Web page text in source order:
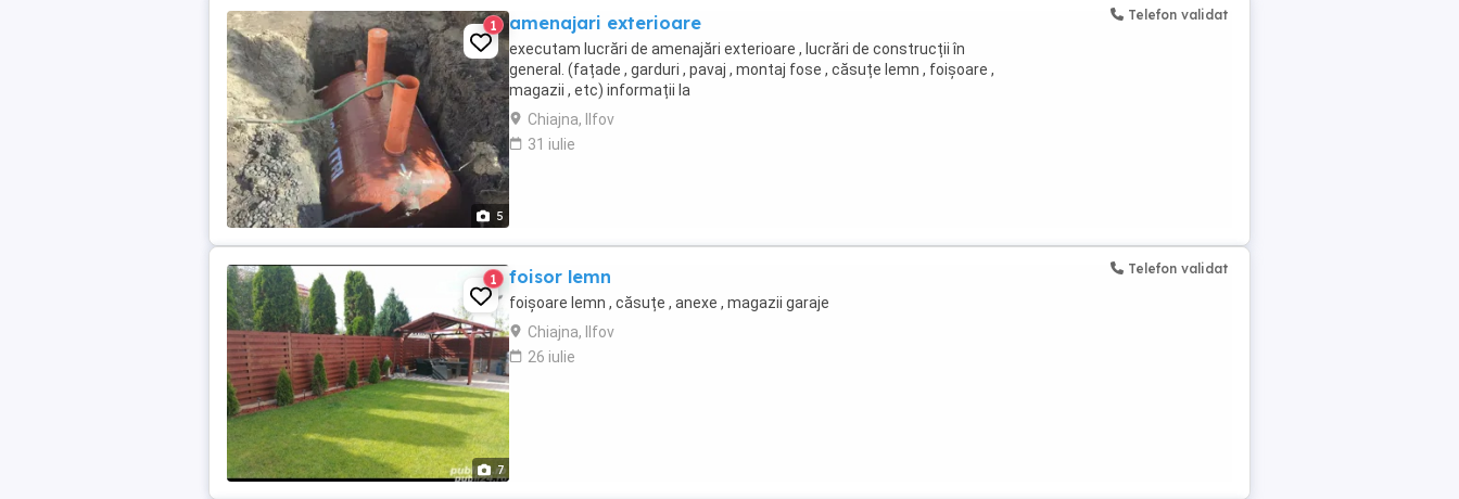
5
1 amenajari exterioare
executam lucrări de amenajări exterioare , lucrări de construcții în
general. (fațade , garduri , pavaj , montaj fose , căsuțe lemn , foișoare ,
magazii , etc) informații la
Chiajna, Ilfov
31 iulie
Telefon validat
7
1 foisor lemn
foișoare lemn , căsuțe , anexe , magazii garaje
Chiajna, Ilfov
26 iulie
Telefon validat